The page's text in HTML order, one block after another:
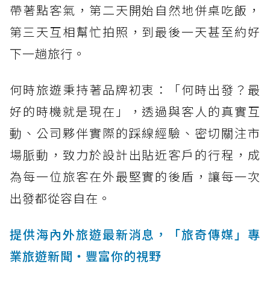
帶著點客氣，第二天開始自然地併桌吃飯，
第三天互相幫忙拍照，到最後一天甚至約好
下一趟旅行。
何時旅遊秉持著品牌初衷：「何時出發？最
好的時機就是現在」，透過與客人的真實互
動、公司夥伴實際的踩線經驗、密切關注市
場脈動，致力於設計出貼近客戶的行程，成
為每一位旅客在外最堅實的後盾，讓每一次
出發都從容自在。
提供海內外旅遊最新消息，「旅奇傳媒」專
業旅遊新聞‧豐富你的視野